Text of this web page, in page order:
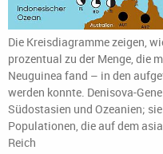
Die Kreisdiagramme zeigen,
prozentual zu der Menge, die
Neuguinea fand – in den
werden konnte. Denisova-
Südostasien und Ozeanien;
Populationen, die auf dem
Reich